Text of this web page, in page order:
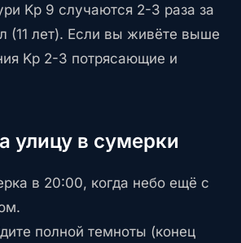
Kp 9 случаются 2-3 раза за
(11 лет). Если вы живёте выше
Kp 2-3 потрясающие и
улицу в сумерки
в 20:00, когда небо ещё с
полной темноты (конец